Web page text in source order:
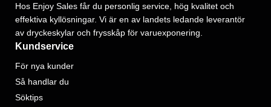
Hos Enjoy Sales får du personlig service, hög kvalitet och
effektiva kyllösningar. Vi är en av landets ledande leverantör
av dryckeskylar och frysskåp för varuexponering.
Kundservice
För nya kunder
Så handlar du
Söktips